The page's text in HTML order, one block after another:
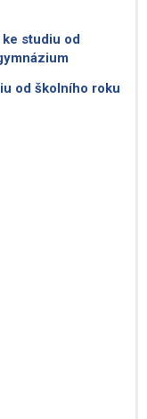
studiu od
od školního roku